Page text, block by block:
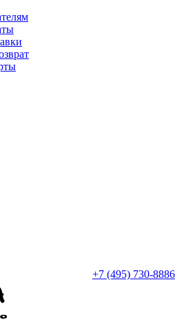
+7 (495) 730-8886